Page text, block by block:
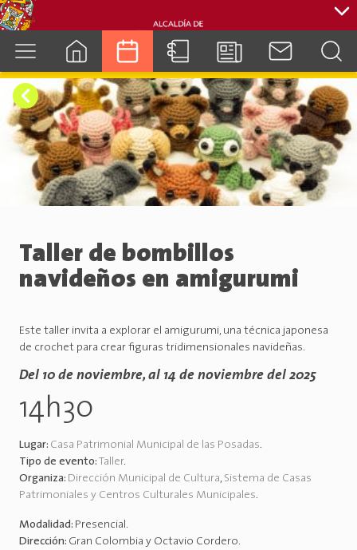
cuenca.gob.ec
Taller de bombillos
navideños en amigurumi
Este taller invita a explorar el amigurumi, una técnica japonesa
de crochet para crear figuras tridimensionales navideñas.
Del 10 de noviembre, al 14 de noviembre del 2025
14h30
Lugar: Casa Patrimonial Municipal de las Posadas.
Tipo de evento: Taller.
Organiza: Dirección Municipal de Cultura, Sistema de Casas
Patrimoniales y Centros Culturales Municipales.
Modalidad: Presencial.
Dirección: Gran Colombia y Octavio Cordero.